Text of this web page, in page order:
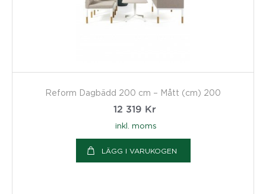
Reform Dagbädd 200 cm – Mått (cm) 200
12 319 Kr
inkl. moms
LÄGG I VARUKOGEN